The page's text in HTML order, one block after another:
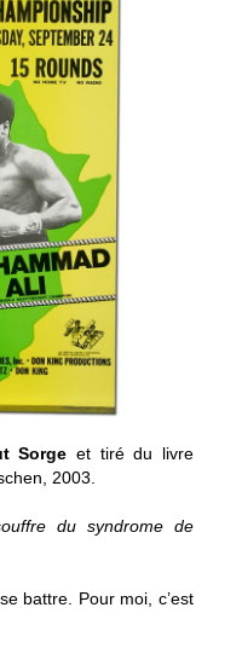
Sorge et tiré du livre
2003.
du syndrome de
battre. Pour moi, c’est